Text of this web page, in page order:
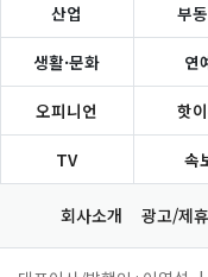
산업 부
생활·문화 연
오피니언 핫
TV 속
회사소개 광고/제